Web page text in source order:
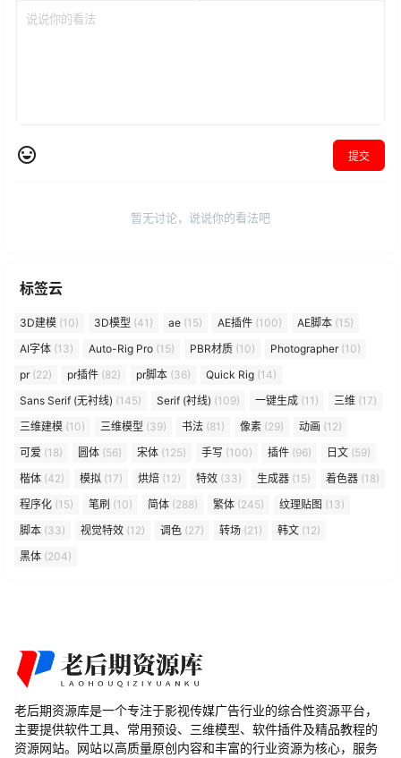
提交
暂无讨论，说说你的看法吧
标签云
3D建模 (10) 3D模型 (41) ae (15) AE插件 (100) AE脚本 (15)
AI字体 (13) Auto-Rig Pro (15) PBR材质 (10) Photographer(10)
pr(22) pr插件 (82) pr脚本 (36) Quick Rig (14)
Sans Serif (无衬线) (145) Serif (衬线) (109) 一键生成 (11) 三维 (17)
三维建模 (10) 三维模型 (39) 书法 (81) 像素 (29) 动画 (12)
可爱 (18) 圆体 (56) 宋体 (125) 手写 (100) 插件 (96) 日文 (59)
楷体 (42) 模拟 (17) 烘焙 (12) 特效 (33) 生成器 (15) 着色器 (18)
程序化 (15) 笔刷 (10) 简体 (288) 繁体 (245) 纹理贴图 (13)
脚本 (33) 视觉特效 (12) 调色 (27) 转场 (21) 韩文 (12)
黑体 (204)
老后期资源库是一个专注于影视传媒广告行业的综合性资源平台，
主要提供软件工具、常用预设、三维模型、软件插件及精品教程的
资源网站。网站以高质量原创内容和丰富的行业资源为核心，服务